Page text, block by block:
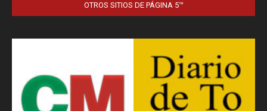
OTROS SITIOS DE PÁGINA 5™